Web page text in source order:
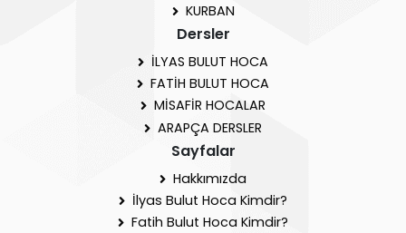
KURBAN
Dersler
İLYAS BULUT HOCA
FATİH BULUT HOCA
MİSAFİR HOCALAR
ARAPÇA DERSLER
Sayfalar
Hakkımızda
İlyas Bulut Hoca Kimdir?
Fatih Bulut Hoca Kimdir?